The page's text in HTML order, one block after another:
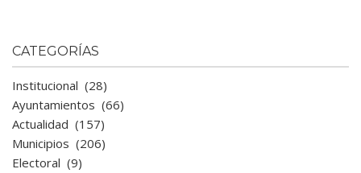
CATEGORÍAS
Institucional (28)
Ayuntamientos (66)
Actualidad (157)
Municipios (206)
Electoral (9)